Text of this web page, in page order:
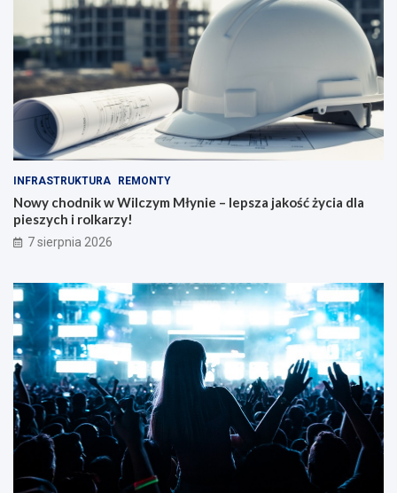
INFRASTRUKTURA REMONTY
Nowy chodnik w Wilczym Młynie – lepsza jakość życia dla
pieszych i rolkarzy!
7 sierpnia 2026